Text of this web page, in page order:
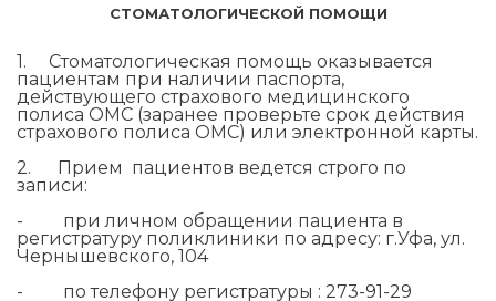
СТОМАТОЛОГИЧЕСКОЙ ПОМОЩИ
1. Стоматологическая помощь оказывается
пациентам при наличии паспорта,
действующего страхового медицинского
полиса ОМС (заранее проверьте срок действия
страхового полиса ОМС) или электронной карты.
2. Прием пациентов ведется строго по
записи:
- при личном обращении пациента в
регистратуру поликлиники по адресу: г.Уфа, ул.
Чернышевского, 104
- по телефону регистратуры : 273-91-29